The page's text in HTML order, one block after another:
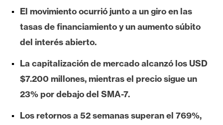
I
n
á
El movimiento ocurrió junto a un giro en las
tasas de financiamiento y un aumento súbito
del interés abierto.
La capitalización de mercado alcanzó los USD
$7.200 millones, mientras el precio sigue un
23% por debajo del SMA-7.
Los retornos a 52 semanas superan el 769%,